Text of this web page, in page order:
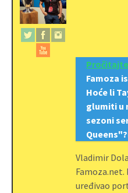
Famoza
Hoće li
glumiti u
sezoni
Vladimir
uređivao